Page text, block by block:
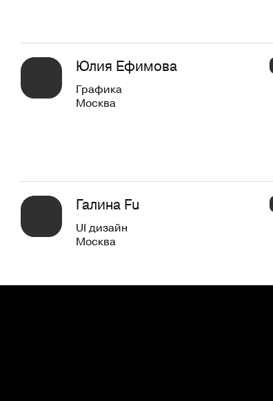
Юлия Ефимова
Графика
Москва
Галина Fu
UI дизайн
Москва